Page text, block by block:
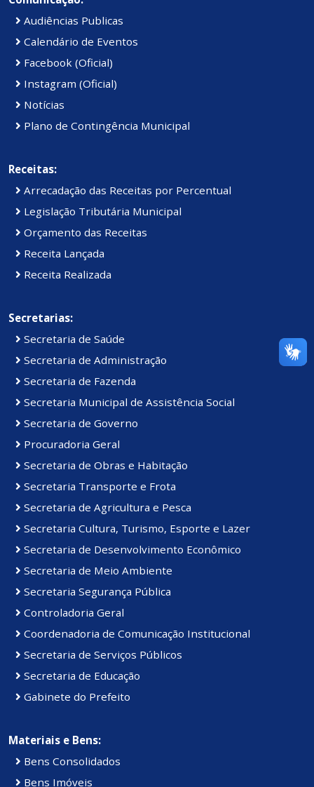
Audiências Publicas
Calendário de Eventos
Facebook (Oficial)
Instagram (Oficial)
Notícias
Plano de Contingência Municipal
Receitas:
Arrecadação das Receitas por Percentual
Legislação Tributária Municipal
Orçamento das Receitas
Receita Lançada
Receita Realizada
Secretarias:
Secretaria de Saúde
Secretaria de Administração
Secretaria de Fazenda
Secretaria Municipal de Assistência Social
Secretaria de Governo
Procuradoria Geral
Secretaria de Obras e Habitação
Secretaria Transporte e Frota
Secretaria de Agricultura e Pesca
Secretaria Cultura, Turismo, Esporte e Lazer
Secretaria de Desenvolvimento Econômico
Secretaria de Meio Ambiente
Secretaria Segurança Pública
Controladoria Geral
Coordenadoria de Comunicação Institucional
Secretaria de Serviços Públicos
Secretaria de Educação
Gabinete do Prefeito
Materiais e Bens:
Bens Consolidados
Bens Imóveis